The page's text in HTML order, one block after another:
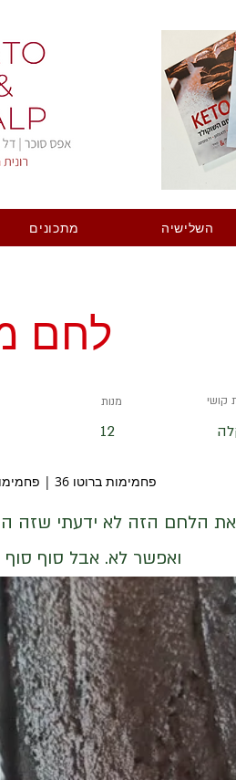
השלישיה מתכונים
לחם
מנות
12
קושי
פחמימות ברוטו 36 | פחמימות נטו 34 | חלבון 85 | שומן 210
הלחם הזה לא ידעתי שזה
ואפשר לא. אבל סוף